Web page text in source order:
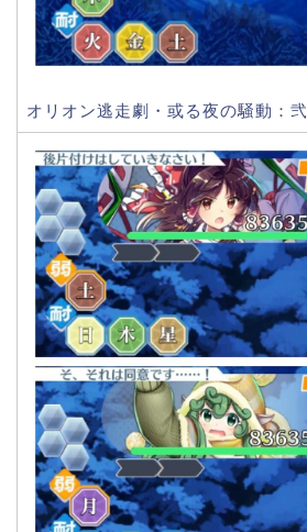
オリオン逃走劇・或る夜の騒動：弐